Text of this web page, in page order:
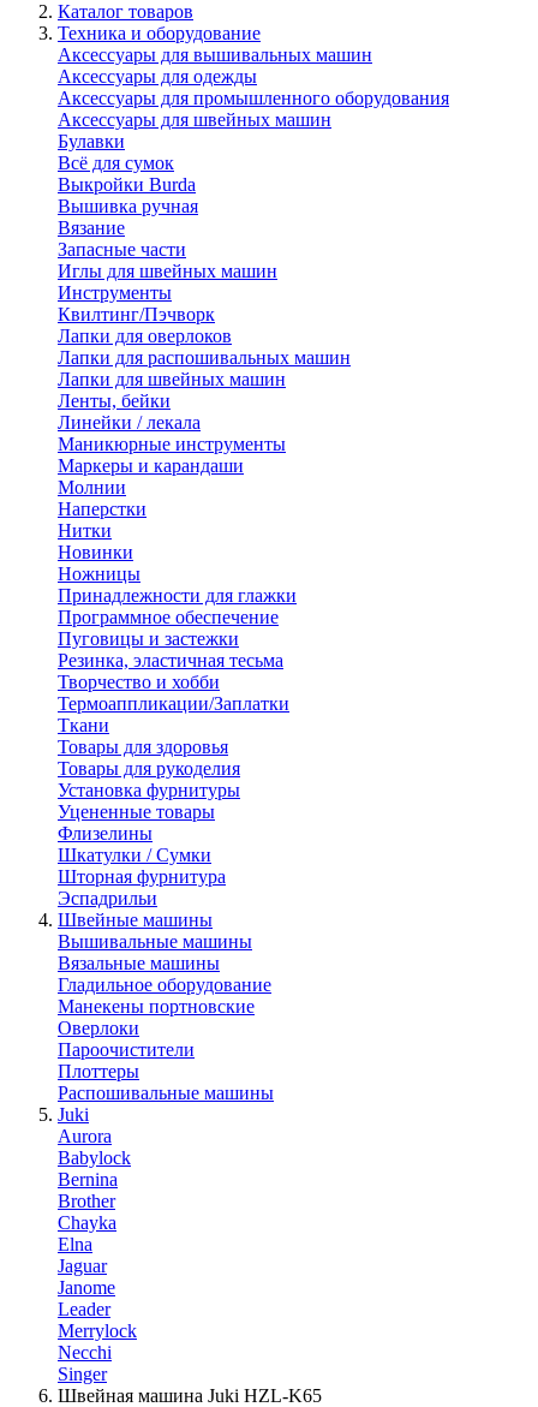
Каталог товаров
Техника и оборудование
Аксессуары для вышивальных машин
Аксессуары для одежды
Аксессуары для промышленного оборудования
Аксессуары для швейных машин
Булавки
Всё для сумок
Выкройки Burda
Вышивка ручная
Вязание
Запасные части
Иглы для швейных машин
Инструменты
Квилтинг/Пэчворк
Лапки для оверлоков
Лапки для распошивальных машин
Лапки для швейных машин
Ленты, бейки
Линейки / лекала
Маникюрные инструменты
Маркеры и карандаши
Молнии
Наперстки
Нитки
Новинки
Ножницы
Принадлежности для глажки
Программное обеспечение
Пуговицы и застежки
Резинка, эластичная тесьма
Творчество и хобби
Термоаппликации/Заплатки
Ткани
Товары для здоровья
Товары для рукоделия
Установка фурнитуры
Уцененные товары
Флизелины
Шкатулки / Сумки
Шторная фурнитура
Эспадрильи
Швейные машины
Вышивальные машины
Вязальные машины
Гладильное оборудование
Манекены портновские
Оверлоки
Пароочистители
Плоттеры
Распошивальные машины
Juki
Aurora
Babylock
Bernina
Brother
Chayka
Elna
Jaguar
Janome
Leader
Merrylock
Necchi
Singer
Швейная машина Juki HZL-K65